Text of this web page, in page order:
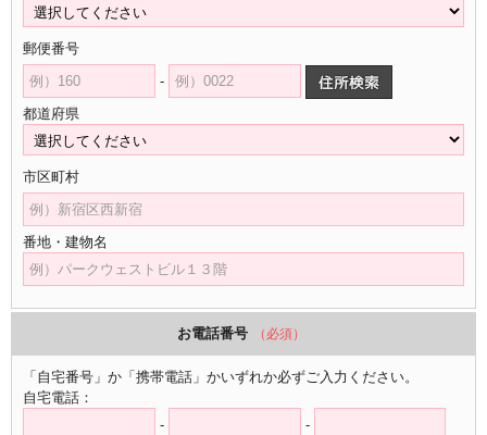
郵便番号
-
都道府県
市区町村
番地・建物名
お電話番号 （必須）
「自宅番号」か「携帯電話」かいずれか必ずご入力ください。
自宅電話：
-
-